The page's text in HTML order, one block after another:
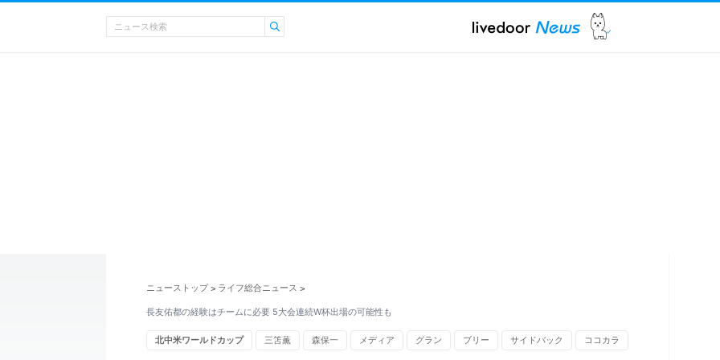
ニューストップ > ライフ総合ニュース >
長友佑都の経験はチームに必要 5大会連続W杯出場の可能性も
北中米ワールドカップ 三笘薫 森保一 メディア グラン ブリー サイドバック ココカラ